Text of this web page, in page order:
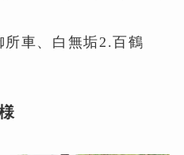
車、白無垢2.百鶴